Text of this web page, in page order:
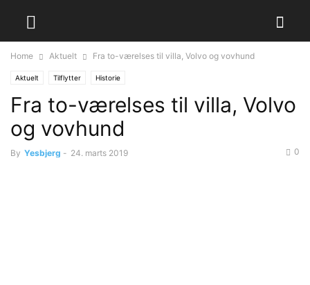
Home Aktuelt Fra to-værelses til villa, Volvo og vovhund
Aktuelt Tilflytter Historie
Fra to-værelses til villa, Volvo
og vovhund
By Yesbjerg - 24. marts 2019 0